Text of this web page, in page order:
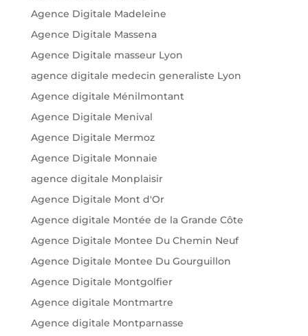
Agence Digitale Madeleine
Agence Digitale Massena
Agence Digitale masseur Lyon
agence digitale medecin generaliste Lyon
Agence digitale Ménilmontant
Agence Digitale Menival
Agence Digitale Mermoz
Agence Digitale Monnaie
agence digitale Monplaisir
Agence Digitale Mont d'Or
Agence digitale Montée de la Grande Côte
Agence Digitale Montee Du Chemin Neuf
Agence Digitale Montee Du Gourguillon
Agence Digitale Montgolfier
Agence digitale Montmartre
Agence digitale Montparnasse